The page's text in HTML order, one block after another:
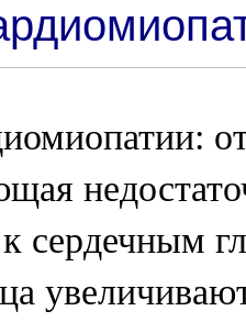
к сердечным